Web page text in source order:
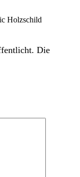
Holzschild
Die